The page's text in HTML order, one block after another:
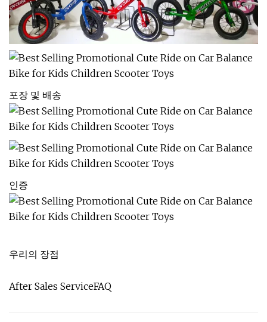
포장 및 배송
인증
우리의 장점
After Sales ServiceFAQ